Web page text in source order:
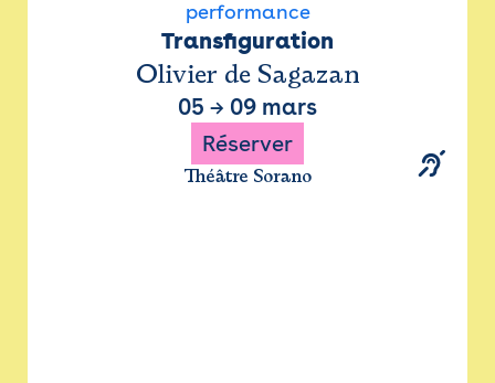
performance
Transfiguration
Olivier de Sagazan
05 → 09 mars
Réserver
Théâtre Sorano